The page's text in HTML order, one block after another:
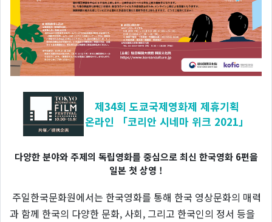
제34회 도쿄국제영화제 제휴기획
온라인 「코리안 시네마 위크 2021」
다양한 분야와 주제의 독립영화를 중심으로 최신 한국영화 6편을
일본 첫 상영 !
주일한국문화원에서는 한국영화를 통해 한국 영상문화의 매력
과 함께 한국의 다양한 문화, 사회, 그리고 한국인의 정서 등을